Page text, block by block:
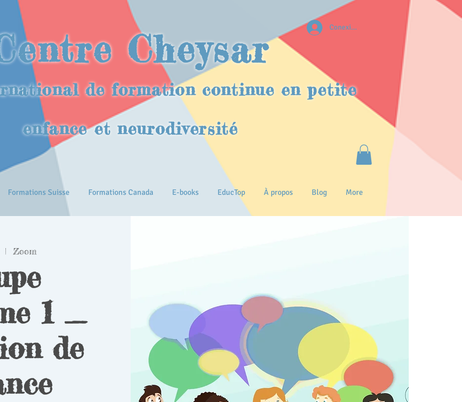
Cheysar
de formation continue en petite
enfance et neurodiversité
Conexion
Formations Suisse Formations Canada E-books EducTop À propos Blog More
|
Zoom
1 _
de